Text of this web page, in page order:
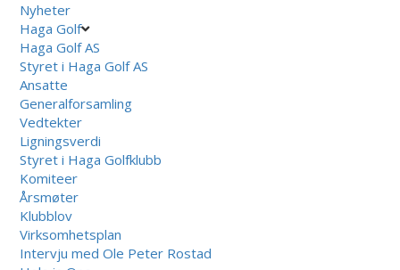
Nyheter
Haga Golf
Haga Golf AS
Styret i Haga Golf AS
Ansatte
Generalforsamling
Vedtekter
Ligningsverdi
Styret i Haga Golfklubb
Komiteer
Årsmøter
Klubblov
Virksomhetsplan
Intervju med Ole Peter Rostad